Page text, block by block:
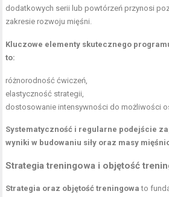
dodatkowych serii lub powtórzeń przynosi
zakresie rozwoju mięśni.
Kluczowe elementy skutecznego
to:
różnorodność ćwiczeń,
elastyczność strategii,
dostosowanie intensywności do możliwości
Systematyczność i regularne podejście
wyniki w budowaniu siły oraz masy
Strategia treningowa i objętość
Strategia oraz objętość treningowa to